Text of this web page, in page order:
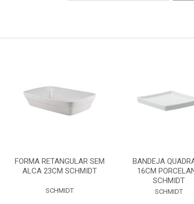
FORMA RETANGULAR SEM
ALCA 23CM SCHMIDT
SCHMIDT
BANDEJA
16CM
SCHMIDT
SCHMIDT